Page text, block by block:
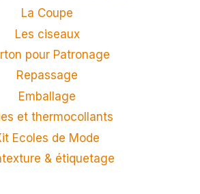
La Coupe
Les ciseaux
pour Patronage
Repassage
Emballage
et thermocollants
Ecoles de Mode
& étiquetage